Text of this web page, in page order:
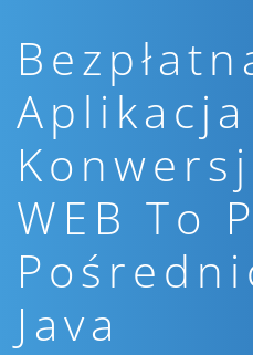
WEB To
Java